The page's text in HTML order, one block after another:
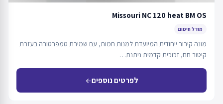
Missouri NC 120 heat BM OS
מודל חימום
מונה קירור ייחודית המיועדת למנות חמות, עם שמירת טמפרטורה בעזרת
קיטור חם, זכוכית קדמית ניתנת…
לפרטים נוספיםarrow_back